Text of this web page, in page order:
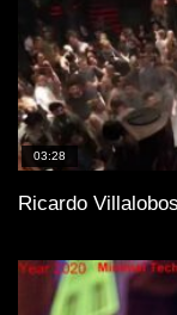
03:28
Ricardo